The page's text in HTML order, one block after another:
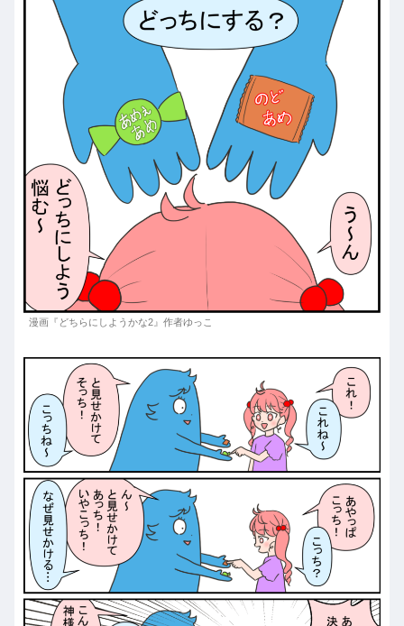
漫画『どちらにしようかな2』作者ゆっこ